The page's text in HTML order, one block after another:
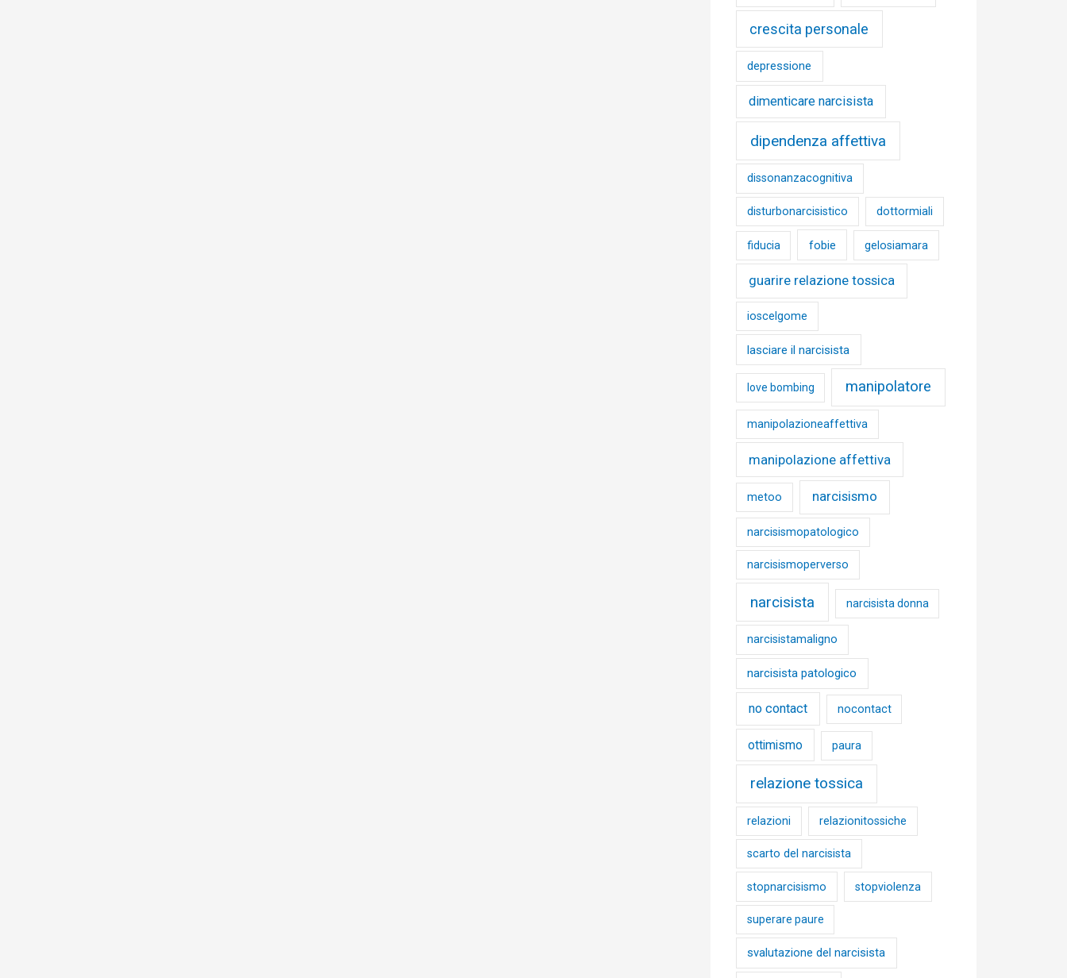
crescita personale
depressione
dimenticare narcisista
dipendenza affettiva
dissonanzacognitiva
disturbonarcisistico dottormiali
fiducia fobie gelosiamara
guarire relazione tossica
ioscelgome
lasciare il narcisista
love bombing manipolatore
manipolazioneaffettiva
manipolazione affettiva
metoo narcisismo
narcisismopatologico
narcisismoperverso
narcisista narcisista donna
narcisistamaligno
narcisista patologico
no contact nocontact
ottimismo paura
relazione tossica
relazioni relazionitossiche
scarto del narcisista
stopnarcisismo stopviolenza
superare paure
svalutazione del narcisista